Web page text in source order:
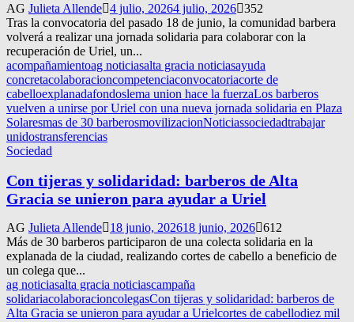
AG Julieta Allende 4 julio, 20264 julio, 2026 352
Tras la convocatoria del pasado 18 de junio, la comunidad barbera
volverá a realizar una jornada solidaria para colaborar con la
recuperación de Uriel, un...
acompañamientoag noticiasalta gracia noticiasayuda
concretacolaboracioncompetenciaconvocatoriacorte de
cabelloexplanadafondoslema union hace la fuerzaLos barberos
vuelven a unirse por Uriel con una nueva jornada solidaria en Plaza
Solaresmas de 30 barberosmovilizacionNoticiassociedadtrabajar
unidostransferencias
Sociedad
Con tijeras y solidaridad: barberos de Alta
Gracia se unieron para ayudar a Uriel
AG Julieta Allende 18 junio, 202618 junio, 2026 612
Más de 30 barberos participaron de una colecta solidaria en la
explanada de la ciudad, realizando cortes de cabello a beneficio de
un colega que...
ag noticiasalta gracia noticiascampaña
solidariacolaboracioncolegasCon tijeras y solidaridad: barberos de
Alta Gracia se unieron para ayudar a Urielcortes de cabellodiez mil